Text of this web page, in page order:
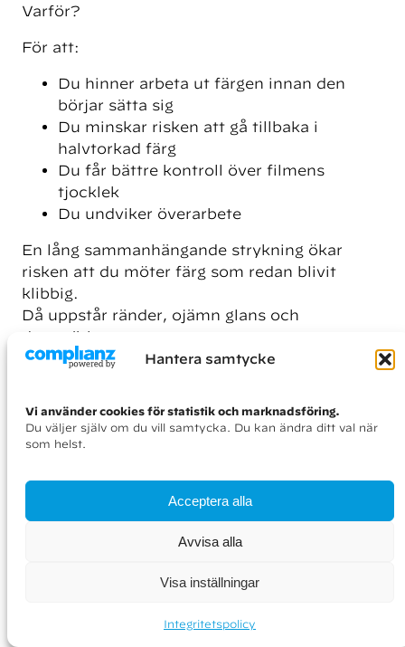
Hantera samtycke
Vi använder cookies för statistik och marknadsföring.
Du väljer själv om du vill samtycka. Du kan ändra ditt val när
som helst.
Acceptera alla
Avvisa alla
Visa inställningar
Integritetspolicy
Varför?
För att:
Du hinner arbeta ut färgen innan den
börjar sätta sig
Du minskar risken att gå tillbaka i
halvtorkad färg
Du får bättre kontroll över filmens
tjocklek
Du undviker överarbete
En lång sammanhängande strykning ökar
risken att du möter färg som redan blivit
klibbig.
Då uppstår ränder, ojämn glans och
dragmärken.
En kortare arbetssträcka ger högre precision
Själva stryktekniken
När riktning och arbetsyta är bestämd:
Arbeta endast med1–2 penselbredder i
Lägg ut färgenvertikalt över detta lilla